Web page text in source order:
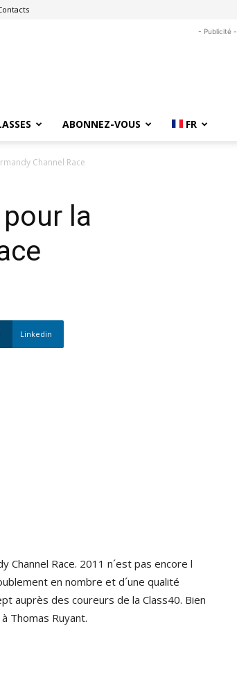
- Publicité -
ABONNEZ-VOUS FR
Channel Race
la
Linkedin
Channel Race. 2011 n´est pas encore l
en nombre et d´une qualité
auprès des coureurs de la Class40. Bien
Thomas Ruyant.